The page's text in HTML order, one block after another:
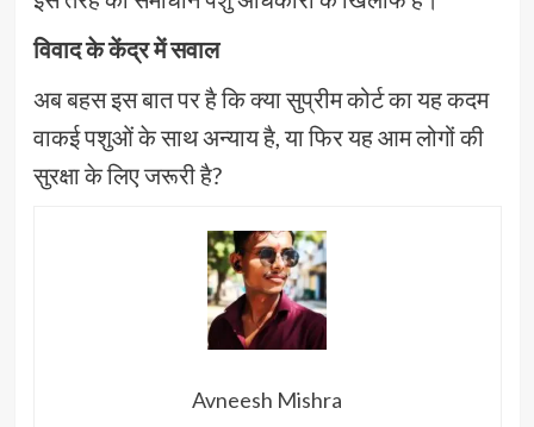
विवाद के केंद्र में सवाल
अब बहस इस बात पर है कि क्या सुप्रीम कोर्ट का यह कदम
वाकई पशुओं के साथ अन्याय है, या फिर यह आम लोगों की
सुरक्षा के लिए जरूरी है?
Avneesh Mishra